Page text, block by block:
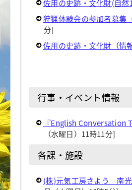
定住・移住
佐用の史跡・文化財(自
狩猟体験会の参加者募集
分]
佐用の史跡・文化財（情
行事・イベント情報
『English Conversation
（水曜日）11時11分]
各課・施設
(株)元気工房さよう 南